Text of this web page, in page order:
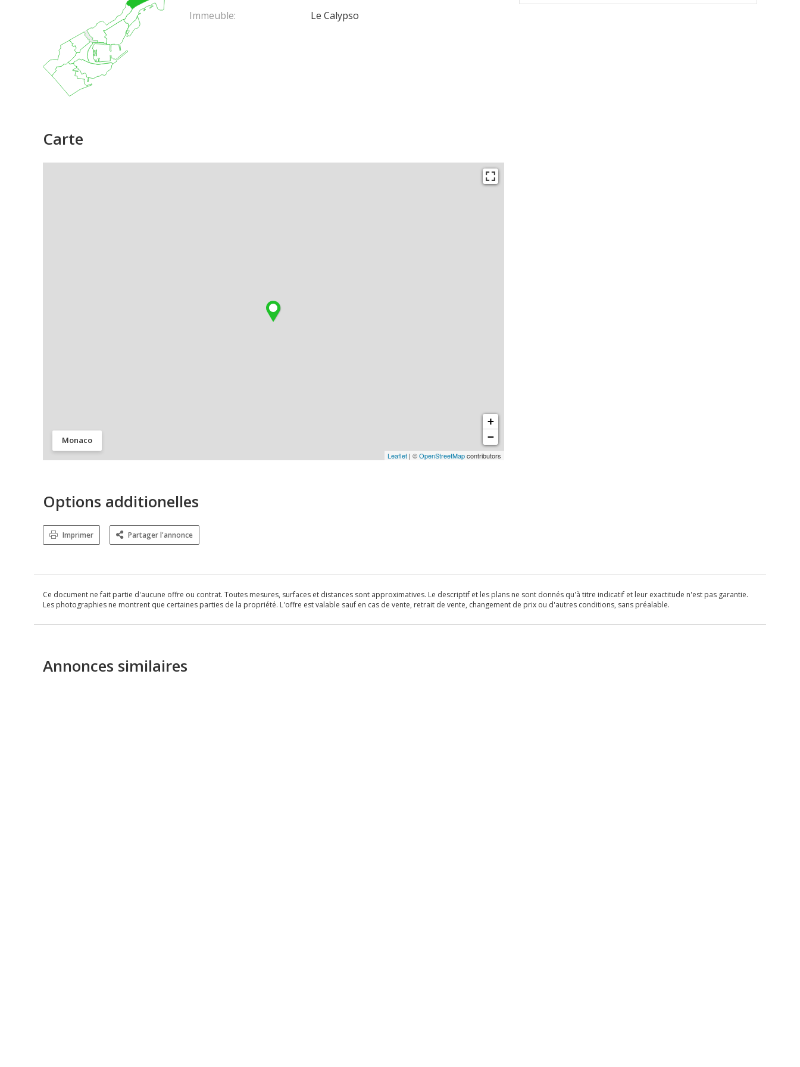
Immeuble:
Le Calypso
Carte
Monaco
+
−
Leaflet | ©OpenStreetMapcontributors
Options additionelles
Imprimer Partager l'annonce
Ce document ne fait partie d'aucune offre ou contrat. Toutes mesures, surfaces et distances sont approximatives. Le descriptif et les plans ne sont donnés qu'à titre indicatif et leur exactitude n'est pas garantie.
Les photographies ne montrent que certaines parties de la propriété. L'offre est valable sauf en cas de vente, retrait de vente, changement de prix ou d'autres conditions, sans préalable.
Annonces similaires